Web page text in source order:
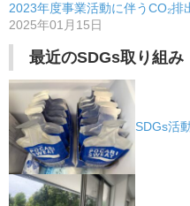
2023年度事業活動に伴うCO₂
2025年01月15日
最近のSDGs取り組み
SDGs活